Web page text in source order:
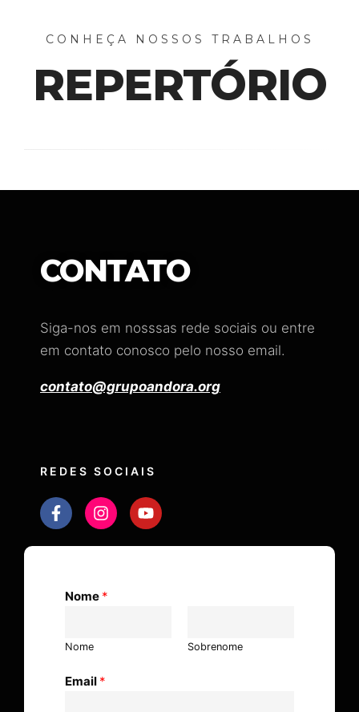
CONHEÇA NOSSOS TRABALHOS
REPERTÓRIO
CONTATO
Siga-nos em nosssas rede sociais ou entre
em contato conosco pelo nosso email.
contato@grupoandora.org
REDES SOCIAIS
Nome *
Nome Sobrenome
Email *